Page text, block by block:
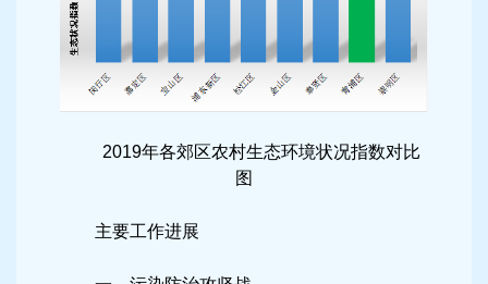
2019年各郊区农村生态环境状况指数对比
图
主要工作进展